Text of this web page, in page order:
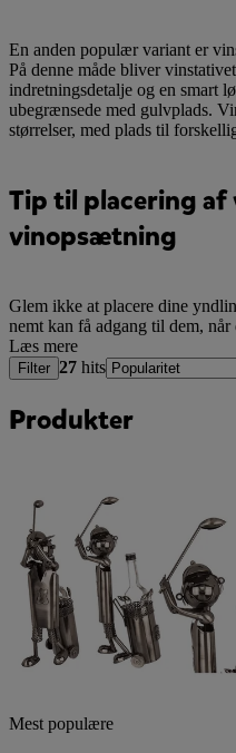
En anden populær variant er
På denne måde bliver
indretningsdetalje og en smart
ubegrænsede med gulvplads.
størrelser, med plads til
Tip til placering af
vinopsætning
Glem ikke at placere dine
nemt kan få adgang til dem,
Læs mere
Filter 27 hits
Produkter
Mest populære